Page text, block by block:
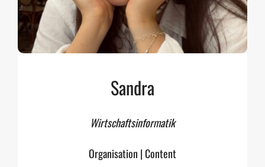
Sandra
Wirtschaftsinformatik
Organisation | Content